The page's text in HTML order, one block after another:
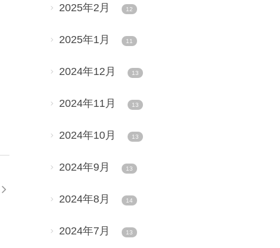
2025年2月 12
2025年1月 11
2024年12月 13
2024年11月 13
2024年10月 13
2024年9月 13
2024年8月 14
2024年7月 13